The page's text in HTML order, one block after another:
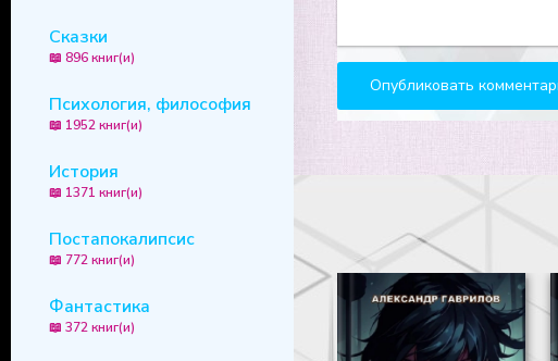
Сказки
📖 896 книг(и)
Психология, философия
📖 1952 книг(и)
История
📖 1371 книг(и)
Постапокалипсис
📖 772 книг(и)
Фантастика
📖 372 книг(и)